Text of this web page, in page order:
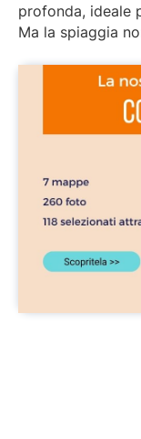
profonda, ideale
Ma la spiaggia